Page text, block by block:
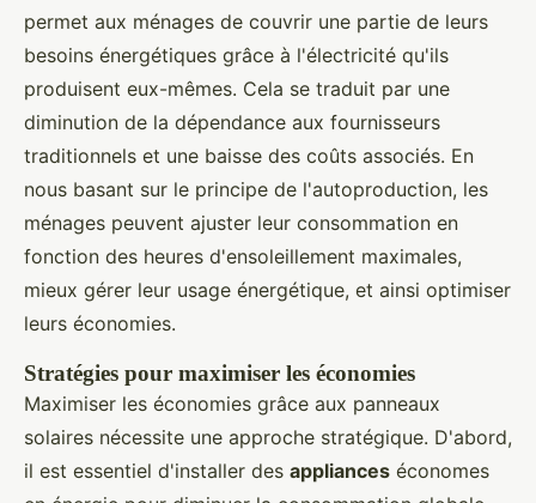
permet aux ménages de couvrir une partie de leurs
besoins énergétiques grâce à l'électricité qu'ils
produisent eux-mêmes. Cela se traduit par une
diminution de la dépendance aux fournisseurs
traditionnels et une baisse des coûts associés. En
nous basant sur le principe de l'autoproduction, les
ménages peuvent ajuster leur consommation en
fonction des heures d'ensoleillement maximales,
mieux gérer leur usage énergétique, et ainsi optimiser
leurs économies.
Stratégies pour maximiser les économies
Maximiser les économies grâce aux panneaux
solaires nécessite une approche stratégique. D'abord,
il est essentiel d'installer des appliances économes